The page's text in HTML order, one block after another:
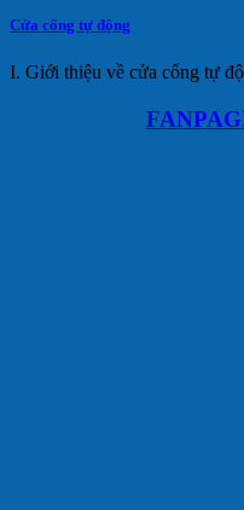
Cửa cổng tự động
I. Giới thiệu về cửa cổng tự